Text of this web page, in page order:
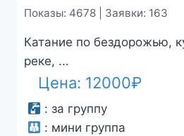
Показы: 4678 | Заявки: 163
Катание по бездорожью,
реке, ...
Цена: 12000₽
: за группу
: мини группа